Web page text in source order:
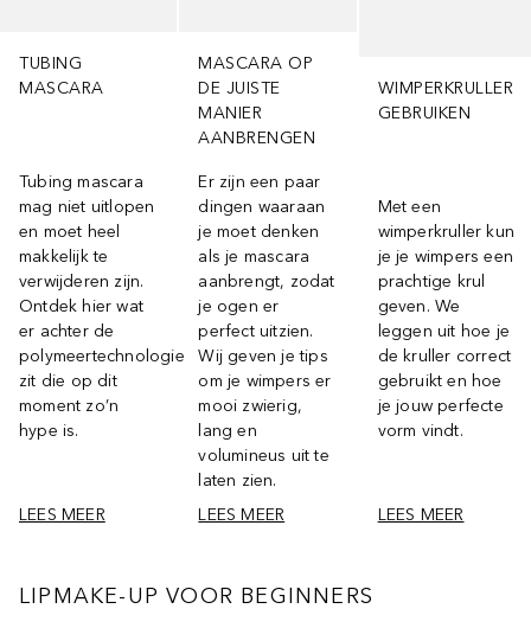
TUBING
MASCARA
Tubing mascara
mag niet uitlopen
en moet heel
makkelijk te
verwijderen zijn.
Ontdek hier wat
er achter de
polymeertechnologie
zit die op dit
moment zo’n
hype is.
LEES MEER
MASCARA OP
DE JUISTE
MANIER
AANBRENGEN
Er zijn een paar
dingen waaraan
je moet denken
als je mascara
aanbrengt, zodat
je ogen er
perfect uitzien.
Wij geven je tips
om je wimpers er
mooi zwierig,
lang en
volumineus uit te
laten zien.
LEES MEER
WIMPERKRULLER
GEBRUIKEN
Met een
wimperkruller kun
je je wimpers een
prachtige krul
geven. We
leggen uit hoe je
de kruller correct
gebruikt en hoe
je jouw perfecte
vorm vindt.
LEES MEER
LIPMAKE-UP VOOR BEGINNERS